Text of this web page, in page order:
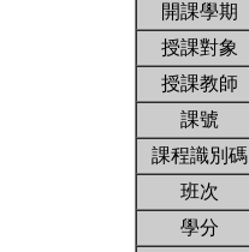
開課學期
授課對象
授課教師
課號
課程識別碼
班次
學分